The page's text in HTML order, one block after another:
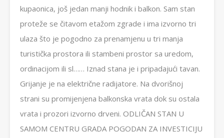
kupaonica, još jedan manji hodnik i balkon. Sam stan
proteže se čitavom etažom zgrade i ima izvorno tri
ulaza što je pogodno za prenamjenu u tri manja
turistička prostora ili stambeni prostor sa uredom,
ordinacijom ili sl…… Iznad stana je i pripadajući tavan.
Grijanje je na električne radijatore. Na dvorišnoj
strani su promijenjena balkonska vrata dok su ostala
vrata i prozori izvorno drveni. ODLIČAN STAN U
SAMOM CENTRU GRADA POGODAN ZA INVESTICIJU